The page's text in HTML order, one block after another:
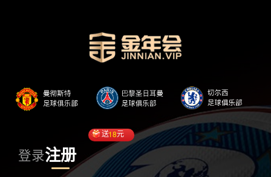
登录注册
送18元